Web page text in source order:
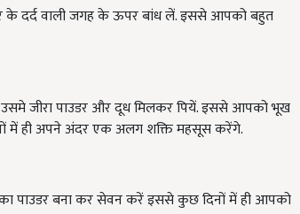
के दर्द वाली जगह के ऊपर बांध लें. इससे आपको बहुत
जीरा पाउडर और दूध मिलकर पियें. इससे आपको भूख
में ही अपने अंदर एक अलग शक्ति महसूस करेंगे.
पाउडर बना कर सेवन करें इससे कुछ दिनों में ही आपको